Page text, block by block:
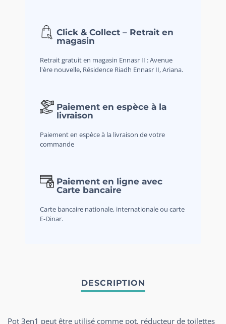
Click & Collect – Retrait en
magasin
Retrait gratuit en magasin Ennasr II : Avenue
l'ère nouvelle, Résidence Riadh Ennasr II, Ariana.
Paiement en espèce à la
livraison
Paiement en espèce à la livraison de votre
commande
Paiement en ligne avec
Carte bancaire
Carte bancaire nationale, internationale ou carte
E-Dinar.
Pot 3en1 peut être utilisé comme pot, réducteur de toilettes